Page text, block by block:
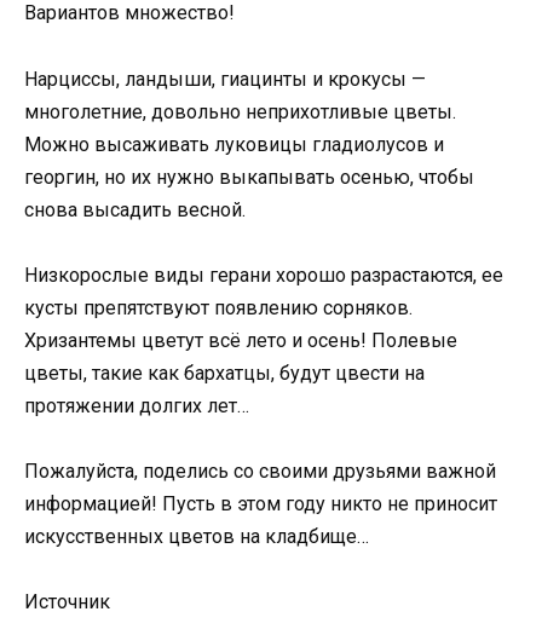
Вариантов множество!
Нарциссы, ландыши, гиацинты и крокусы —
многолетние, довольно неприхотливые цветы.
Можно высаживать луковицы гладиолусов и
георгин, но их нужно выкапывать осенью, чтобы
снова высадить весной.
Низкорослые виды герани хорошо разрастаются, ее
кусты препятствуют появлению сорняков.
Хризантемы цветут всё лето и осень! Полевые
цветы, такие как бархатцы, будут цвести на
протяжении долгих лет…
Пожалуйста, поделись со своими друзьями важной
информацией! Пусть в этом году никто не приносит
искусственных цветов на кладбище…
Источник